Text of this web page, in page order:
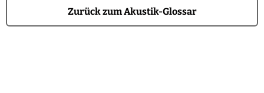
Zurück zum Akustik-Glossar